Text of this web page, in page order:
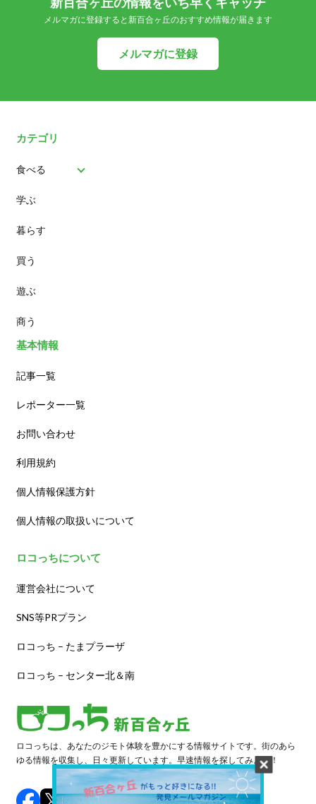
メルマガに登録すると新百合ヶ丘のおすすめ情報が届きます
メルマガに登録
カテゴリ
食べる
パン
スイーツ
ランチ
カフェ
学ぶ
暮らす
買う
遊ぶ
商う
基本情報
記事一覧
レポーター一覧
お問い合わせ
利用規約
個人情報保護方針
個人情報の取扱いについて
ロコっちについて
運営会社について
SNS等PRプラン
ロコっち – たまプラーザ
ロコっち – センター北＆南
ロコっちは、あなたのジモト体験を豊かにする情報サイトです。街のあら
ゆる情報を収集し、日々更新しています。早速情報を探してみよう！